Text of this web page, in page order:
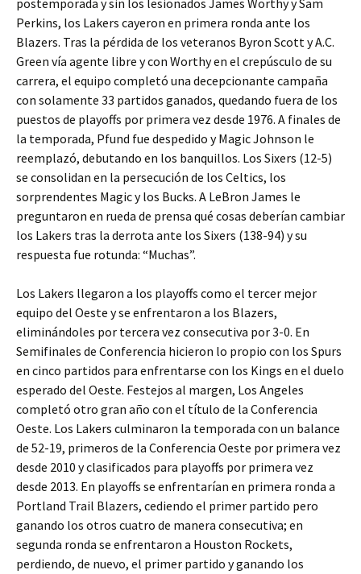
postemporada y sin los lesionados James Worthy y Sam
Perkins, los Lakers cayeron en primera ronda ante los
Blazers. Tras la pérdida de los veteranos Byron Scott y A.C.
Green vía agente libre y con Worthy en el crepúsculo de su
carrera, el equipo completó una decepcionante campaña
con solamente 33 partidos ganados, quedando fuera de los
puestos de playoffs por primera vez desde 1976. A finales de
la temporada, Pfund fue despedido y Magic Johnson le
reemplazó, debutando en los banquillos. Los Sixers (12-5)
se consolidan en la persecución de los Celtics, los
sorprendentes Magic y los Bucks. A LeBron James le
preguntaron en rueda de prensa qué cosas deberían cambiar
los Lakers tras la derrota ante los Sixers (138-94) y su
respuesta fue rotunda: “Muchas”.
Los Lakers llegaron a los playoffs como el tercer mejor
equipo del Oeste y se enfrentaron a los Blazers,
eliminándoles por tercera vez consecutiva por 3-0. En
Semifinales de Conferencia hicieron lo propio con los Spurs
en cinco partidos para enfrentarse con los Kings en el duelo
esperado del Oeste. Festejos al margen, Los Angeles
completó otro gran año con el título de la Conferencia
Oeste. Los Lakers culminaron la temporada con un balance
de 52-19, primeros de la Conferencia Oeste por primera vez
desde 2010 y clasificados para playoffs por primera vez
desde 2013. En playoffs se enfrentarían en primera ronda a
Portland Trail Blazers, cediendo el primer partido pero
ganando los otros cuatro de manera consecutiva; en
segunda ronda se enfrentaron a Houston Rockets,
perdiendo, de nuevo, el primer partido y ganando los